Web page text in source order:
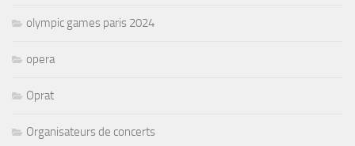
olympic games paris 2024
opera
Oprat
Organisateurs de concerts